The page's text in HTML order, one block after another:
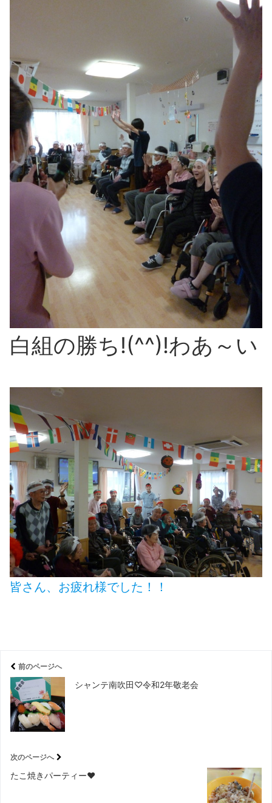
白組の勝ち!(^^)!わあ～い
皆さん、お疲れ様でした！！
前のページへ
シャンテ南吹田♡令和2年敬老会
次のページへ
たこ焼きパーティー❤